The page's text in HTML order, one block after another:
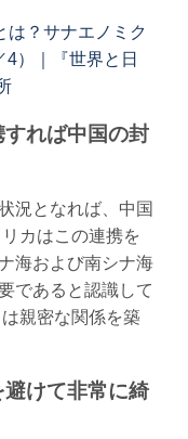
は？サナエノミク
）｜『世界と日
すれば中国の封
況となれば、中国
カはこの連携を
海および南シナ海
であると認識して
親密な関係を築
けて非常に綺